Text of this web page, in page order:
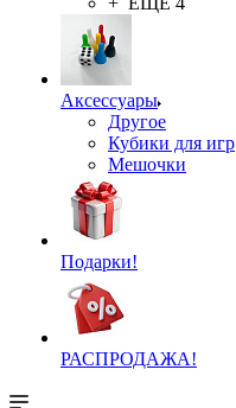
Аксессуары
Другое
Кубики для игр
Мешочки
Подарки!
РАСПРОДАЖА!